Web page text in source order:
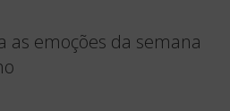
as emoções da semana